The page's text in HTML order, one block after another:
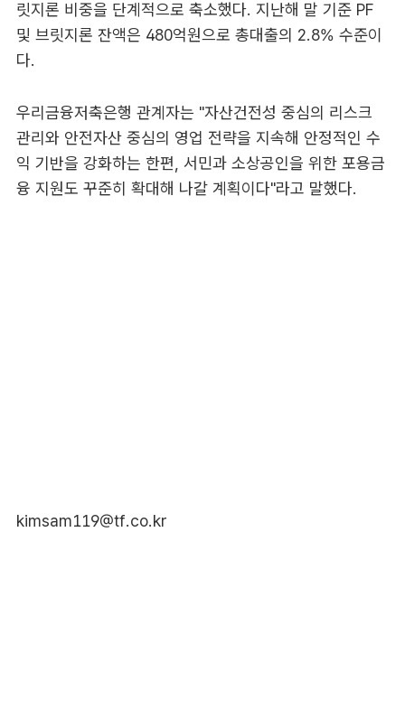
릿지론 비중을 단계적으로 축소했다. 지난해 말 기준 PF
및 브릿지론 잔액은 480억원으로 총대출의 2.8% 수준이
다.
우리금융저축은행 관계자는 "자산건전성 중심의 리스크
관리와 안전자산 중심의 영업 전략을 지속해 안정적인 수
익 기반을 강화하는 한편, 서민과 소상공인을 위한 포용금
융 지원도 꾸준히 확대해 나갈 계획이다"라고 말했다.
kimsam119@tf.co.kr